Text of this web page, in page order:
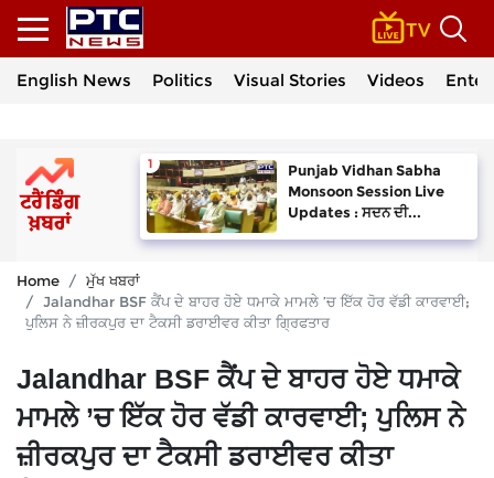
English News Politics Visual Stories Videos
Punjab Vidhan Sabha
Monsoon Session Live
Updates : ਸਦਨ ਦੀ...
Home
ਮੁੱਖ ਖਬਰਾਂ
Jalandhar BSF ਕੈਂਪ ਦੇ ਬਾਹਰ ਹੋਏ ਧਮਾਕੇ ਮਾਮਲੇ ’ਚ ਇੱਕ ਹੋਰ ਵੱਡੀ ਕਾਰਵਾਈ;
ਪੁਲਿਸ ਨੇ ਜ਼ੀਰਕਪੁਰ ਦਾ ਟੈਕਸੀ ਡਰਾਈਵਰ ਕੀਤਾ ਗ੍ਰਿਫਤਾਰ
Jalandhar BSF ਕੈਂਪ ਦੇ ਬਾਹਰ ਹੋਏ ਧਮਾਕੇ
ਮਾਮਲੇ ’ਚ ਇੱਕ ਹੋਰ ਵੱਡੀ ਕਾਰਵਾਈ; ਪੁਲਿਸ ਨੇ
ਜ਼ੀਰਕਪੁਰ ਦਾ ਟੈਕਸੀ ਡਰਾਈਵਰ ਕੀਤਾ